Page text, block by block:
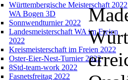
Württembergische Meisterschaft 2022
WA Bogen 3D
Sonnwendturnier 2022
Landesmeisterschaft WA im Freien
2022
Kreismeisterschaft im Freien 2022
Oster-Eier-Nest-Turnier 2022
8Std-team-work 2022
Fasnetsfreitag 2022